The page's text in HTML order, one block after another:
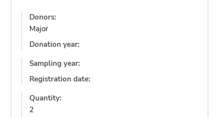
Donors:
Major
Donation year:
Sampling year:
Registration date:
Quantity:
2